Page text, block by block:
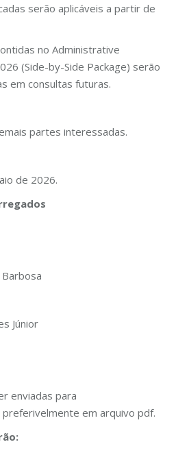
serão aplicáveis a partir de
no Administrative
(Side-by-Side Package) serão
em consultas futuras.
partes interessadas.
de 2026.
Barbosa
Júnior
enviadas para
em arquivo pdf.